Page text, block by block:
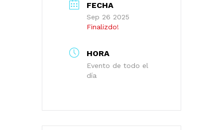
FECHA
Sep 26 2025
Finalizdo!
HORA
Evento de todo el
día